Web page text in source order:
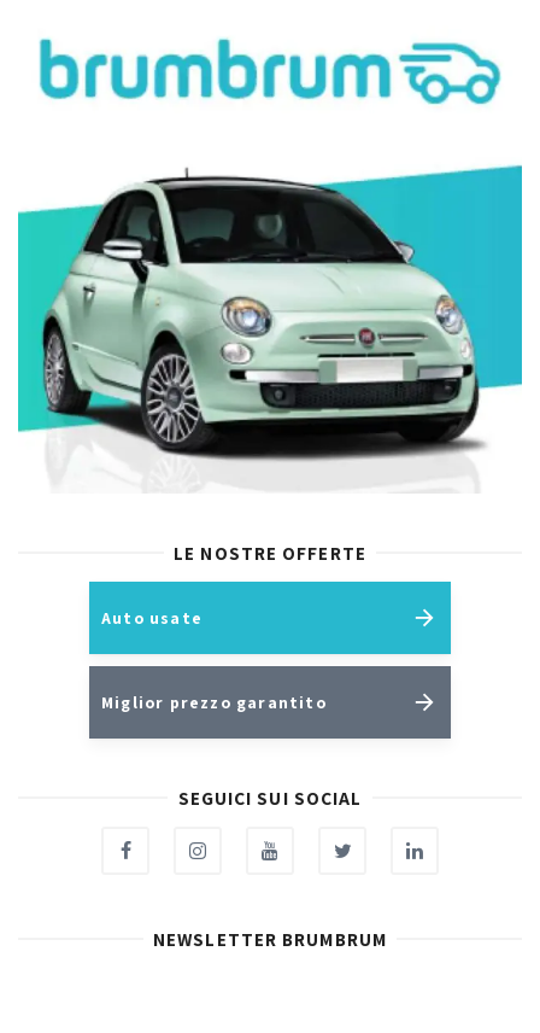
LE NOSTRE OFFERTE
Auto usate
Miglior prezzo garantito
SEGUICI SUI SOCIAL
NEWSLETTER BRUMBRUM